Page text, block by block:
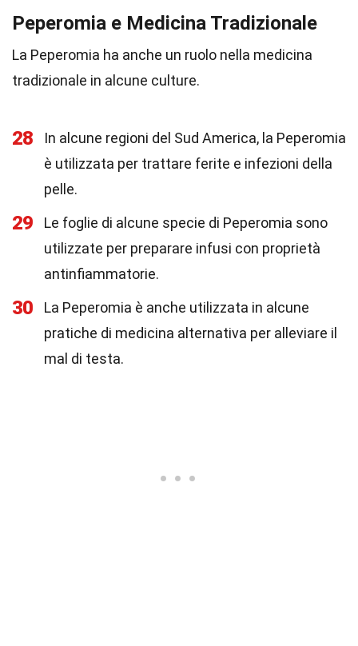
Peperomia e Medicina Tradizionale
La Peperomia ha anche un ruolo nella medicina
tradizionale in alcune culture.
28
In alcune regioni del Sud America, la Peperomia
è utilizzata per trattare ferite e infezioni della
pelle.
29
Le foglie di alcune specie di Peperomia sono
utilizzate per preparare infusi con proprietà
antinfiammatorie.
30
La Peperomia è anche utilizzata in alcune
pratiche di medicina alternativa per alleviare il
mal di testa.